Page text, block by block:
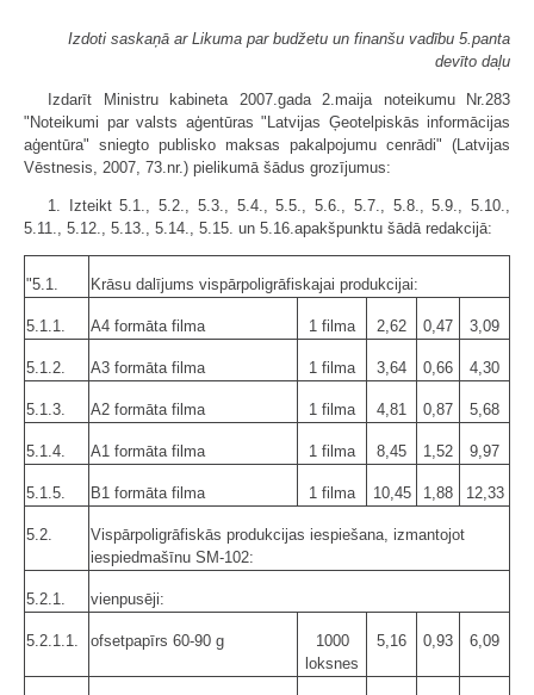
Izdoti saskaņā ar Likuma par budžetu un finanšu vadību 5.panta
devīto daļu
Izdarīt Ministru kabineta 2007.gada 2.maija noteikumu Nr.283
"Noteikumi par valsts aģentūras "Latvijas Ģeotelpiskās informācijas
aģentūra" sniegto publisko maksas pakalpojumu cenrādi" (Latvijas
Vēstnesis, 2007, 73.nr.) pielikumā šādus grozījumus:
1. Izteikt 5.1., 5.2., 5.3., 5.4., 5.5., 5.6., 5.7., 5.8., 5.9., 5.10.,
5.11., 5.12., 5.13., 5.14., 5.15. un 5.16.apakšpunktu šādā redakcijā:
"5.1. Krāsu dalījums vispārpoligrāfiskajai produkcijai:
5.1.1. A4 formāta filma 1 filma 2,62 0,47 3,09
5.1.2. A3 formāta filma 1 filma 3,64 0,66 4,30
5.1.3. A2 formāta filma 1 filma 4,81 0,87 5,68
5.1.4. A1 formāta filma 1 filma 8,45 1,52 9,97
5.1.5. B1 formāta filma 1 filma 10,45 1,88 12,33
5.2.
Vispārpoligrāfiskās produkcijas iespiešana, izmantojot
iespiedmašīnu SM-102:
5.2.1. vienpusēji:
5.2.1.1. ofsetpapīrs 60-90 g
1000
loksnes
5,16 0,93 6,09